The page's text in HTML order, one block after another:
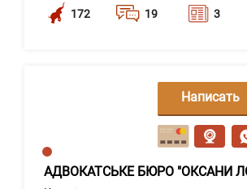
172 19 3
АДВОКАТСЬКЕ БЮРО "ОКСАНИ
Написать
сообщение